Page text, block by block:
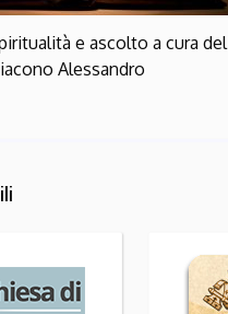
e ascolto a cura del
Alessandro